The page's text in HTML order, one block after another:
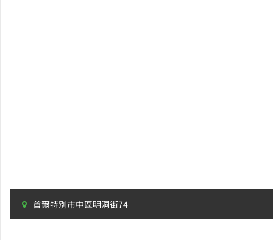
首爾特別市中區明洞街74